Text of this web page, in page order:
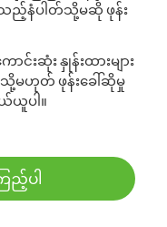
ည့်နံပါတ်သို့မဆို ဖုန်း
းဆုံး နှုန်းထားများ
သို့မဟုတ် ဖုန်းခေါ်ဆိုမှု
ယူပါ။
ည့်ပါ